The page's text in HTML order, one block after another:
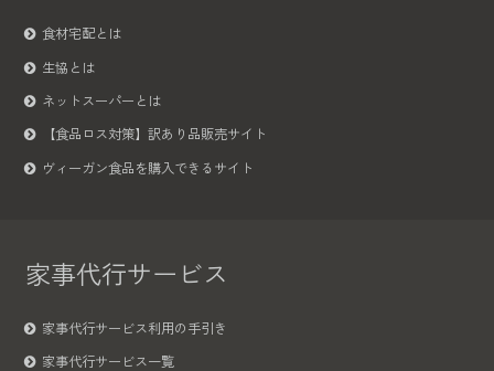
食材宅配とは
生協とは
ネットスーパーとは
【食品ロス対策】訳あり品販売サイト
ヴィーガン食品を購入できるサイト
家事代行サービス
家事代行サービス利用の手引き
家事代行サービス一覧